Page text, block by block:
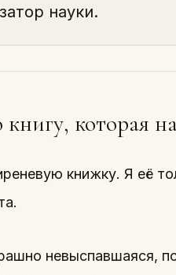
науки.
которая на
книжку. Я её
невыспавшаяся,